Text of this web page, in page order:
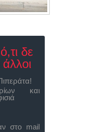
δε
και
στο mail